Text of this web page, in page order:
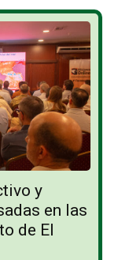
y
en las
de El